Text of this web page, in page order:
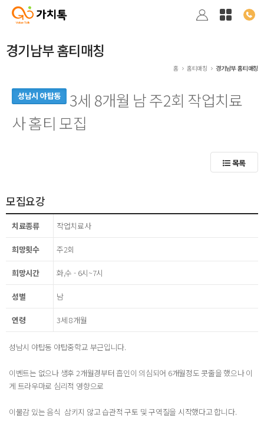
경기남부 홈티매칭
홈 홈티매칭 경기남부 홈티매칭
성남시 야탑동
3세 8개월 남 주2회 작업치료
사 홈티 모집
목록
모집요강
치료종류 작업치료사
희망횟수 주2회
희망시간 화,수 - 6시~7시
성별 남
연령 3세 8개월
성남시 야탑동 야탑중학교 부근입니다.
이벤트는 없으나 생후 2개월경부터 흡인이 의심되어 6개월정도 콧줄을 했으나 이
게 트라우마로 심리적 영향으로
이물감 있는 음식 삼키지 않고 습관적 구토 및 구역질을 시작했다고 합니다.